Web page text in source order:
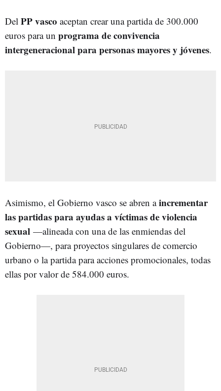
Del PP vasco aceptan crear una partida de 300.000
euros para un programa de convivencia
intergeneracional para personas mayores y jóvenes.
Asimismo, el Gobierno vasco se abren aincrementar
las partidas para ayudas a víctimas de violencia
sexual —alineada con una de las enmiendas del
Gobierno—, para proyectos singulares de comercio
urbano o la partida para acciones promocionales, todas
ellas por valor de 584.000 euros.